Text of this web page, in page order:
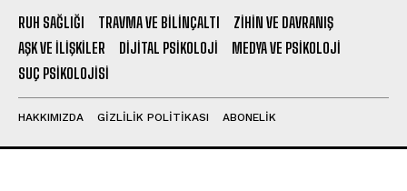
RUH SAĞLIĞI TRAVMA VE BILINÇALTI
ZIHIN VE DAVRANIŞ
AŞK VE İLIŞKILER
DIJITAL PSIKOLOJI
MEDYA VE PSIKOLOJI
SUÇ PSIKOLOJISI
HAKKIMIZDA GIZLILIK POLITIKASI ABONELIK